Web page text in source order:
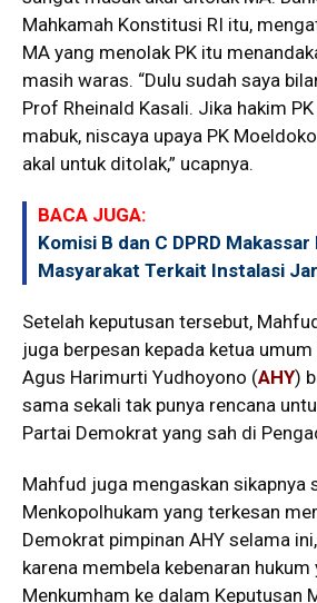
Mahkamah Konstitusi RI itu,
MA yang menolak PK itu
masih waras. “Dulu sudah saya
Prof Rheinald Kasali. Jika hakim
mabuk, niscaya upaya PK
akal untuk ditolak,” ucapnya.
BACA JUGA:
Komisi B dan C DPRD Makassar
Masyarakat Terkait Instalasi
Setelah keputusan tersebut,
juga berpesan kepada ketua
Agus Harimurti Yudhoyono (AHY)
sama sekali tak punya rencana
Partai Demokrat yang sah di
Mahfud juga mengaskan sikapnya
Menkopolhukam yang terkesan
Demokrat pimpinan AHY selama
karena membela kebenaran
Menkumham ke dalam Keputusan